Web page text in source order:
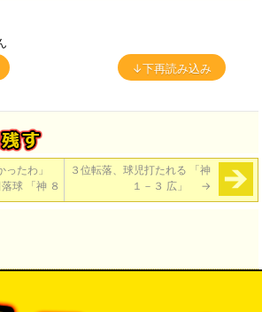
↓下再読み込み
たわ」
球 「神 ８
３位転落、球児打たれる 「神
１－３ 広」 →